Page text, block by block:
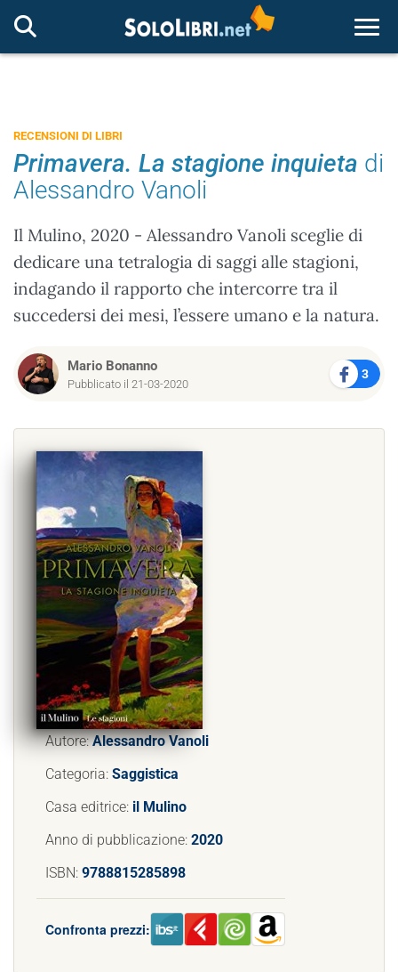
RECENSIONI DI LIBRI
Primavera. La stagione inquieta di
Alessandro Vanoli
Il Mulino, 2020 - Alessandro Vanoli sceglie di
dedicare una tetralogia di saggi alle stagioni,
indagando il rapporto che intercorre tra il
succedersi dei mesi, l’essere umano e la natura.
Mario Bonanno
Pubblicato il 21-03-2020
3
Autore:Alessandro Vanoli
Categoria: Saggistica
Casa editrice: il Mulino
Anno di pubblicazione: 2020
ISBN: 9788815285898
Confronta prezzi: